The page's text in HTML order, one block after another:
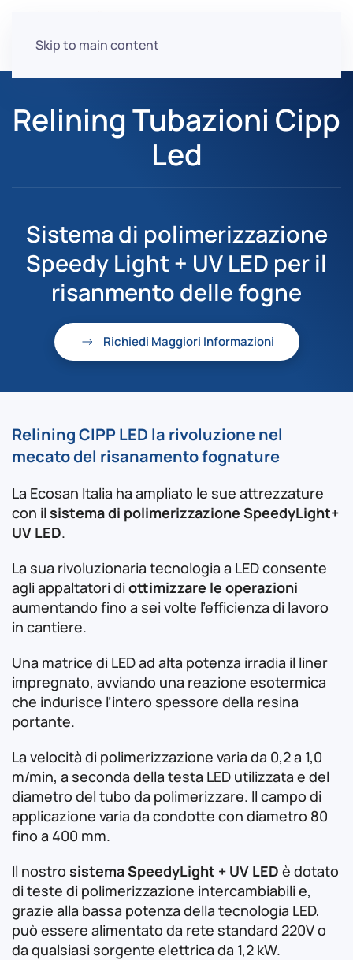
Skip to main content
Relining Tubazioni Cipp
Led
Sistema di polimerizzazione
Speedy Light + UV LED per il
risanmento delle fogne
Richiedi Maggiori Informazioni
Relining CIPP LED la rivoluzione nel
mecato del risanamento fognature
La Ecosan Italia ha ampliato le sue attrezzature
con il sistema di polimerizzazione SpeedyLight+
UV LED.
La sua rivoluzionaria tecnologia a LED consente
agli appaltatori di ottimizzare le operazioni
aumentando fino a sei volte l’efficienza di lavoro
in cantiere.
Una matrice di LED ad alta potenza irradia il liner
impregnato, avviando una reazione esotermica
che indurisce l’intero spessore della resina
portante.
La velocità di polimerizzazione varia da 0,2 a 1,0
m/min, a seconda della testa LED utilizzata e del
diametro del tubo da polimerizzare. Il campo di
applicazione varia da condotte con diametro 80
fino a 400 mm.
Il nostro sistema SpeedyLight + UV LED è dotato
di teste di polimerizzazione intercambiabili e,
grazie alla bassa potenza della tecnologia LED,
può essere alimentato da rete standard 220V o
da qualsiasi sorgente elettrica da 1,2 kW.